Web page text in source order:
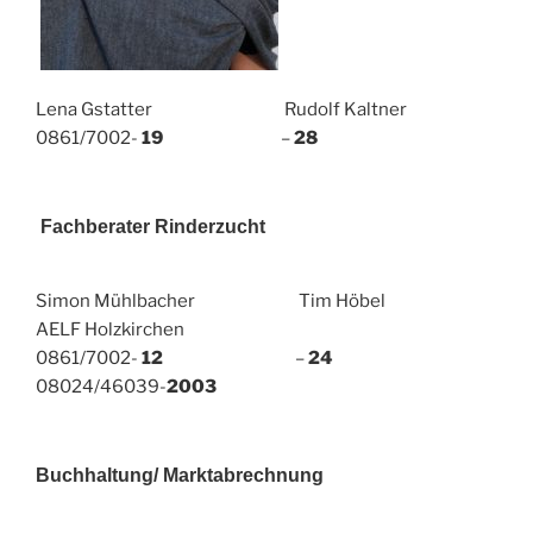
Lena Gstatter Rudolf Kaltner
0861/7002- 19 –28
Fachberater Rinderzucht
Simon Mühlbacher Tim Höbel
AELF Holzkirchen
0861/7002- 12 –24
08024/46039-2003
Buchhaltung/ Marktabrechnung